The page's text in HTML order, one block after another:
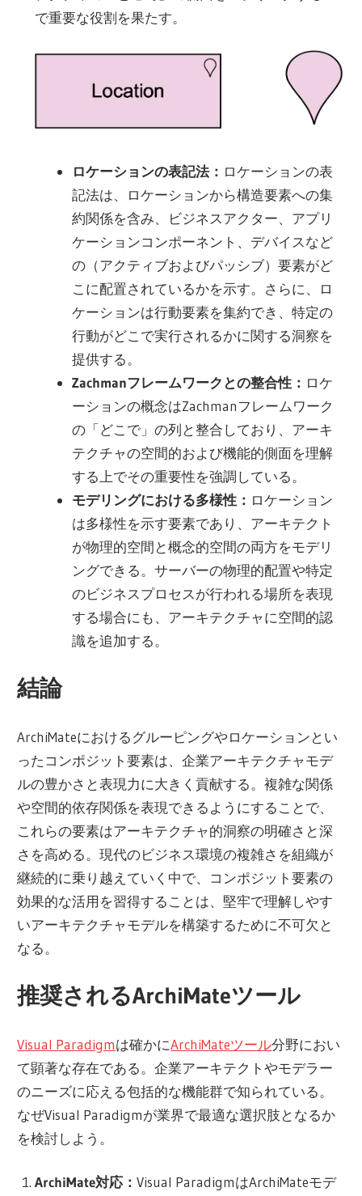
で重要な役割を果たす。
ロケーションの表記法： ロケーションの表
記法は、ロケーションから構造要素への集
約関係を含み、ビジネスアクター、アプリ
ケーションコンポーネント、デバイスなど
の（アクティブおよびパッシブ）要素がど
こに配置されているかを示す。さらに、ロ
ケーションは行動要素を集約でき、特定の
行動がどこで実行されるかに関する洞察を
提供する。
Zachmanフレームワークとの整合性： ロケ
ーションの概念はZachmanフレームワーク
の「どこで」の列と整合しており、アーキ
テクチャの空間的および機能的側面を理解
する上でその重要性を強調している。
モデリングにおける多様性： ロケーション
は多様性を示す要素であり、アーキテクト
が物理的空間と概念的空間の両方をモデリ
ングできる。サーバーの物理的配置や特定
のビジネスプロセスが行われる場所を表現
する場合にも、アーキテクチャに空間的認
識を追加する。
結論
ArchiMateにおけるグルーピングやロケーションとい
ったコンポジット要素は、企業アーキテクチャモデ
ルの豊かさと表現力に大きく貢献する。複雑な関係
や空間的依存関係を表現できるようにすることで、
これらの要素はアーキテクチャ的洞察の明確さと深
さを高める。現代のビジネス環境の複雑さを組織が
継続的に乗り越えていく中で、コンポジット要素の
効果的な活用を習得することは、堅牢で理解しやす
いアーキテクチャモデルを構築するために不可欠と
なる。
推奨されるArchiMateツール
Visual Paradigmは確かにArchiMateツール分野におい
て顕著な存在である。企業アーキテクトやモデラー
のニーズに応える包括的な機能群で知られている。
なぜVisual Paradigmが業界で最適な選択肢となるか
を検討しよう。
ArchiMate対応： Visual ParadigmはArchiMateモデ